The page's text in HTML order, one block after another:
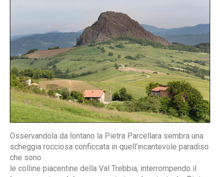
Osservandola da lontano la Pietra Parcellara sembra una
scheggia rocciosa conficcata in quell’incantevole paradiso
che sono
le colline piacentine della Val Trebbia, interrompendo il